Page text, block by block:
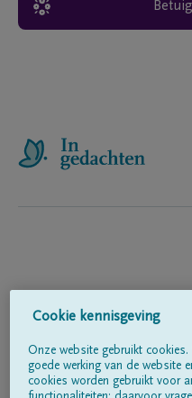
Volg ons op
Cookie kennisgeving
Onze website gebruikt
goede werking van de website
cookies worden gebruikt voor